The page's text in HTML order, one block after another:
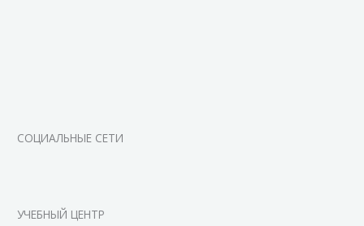
СОЦИАЛЬНЫЕ СЕТИ
УЧЕБНЫЙ ЦЕНТР